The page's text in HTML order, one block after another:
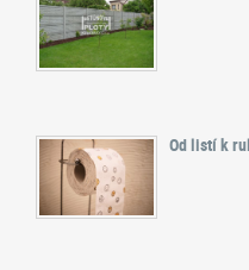
Od listí k